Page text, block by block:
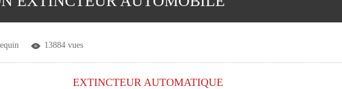
13884 vues
EXTINCTEUR AUTOMATIQUE